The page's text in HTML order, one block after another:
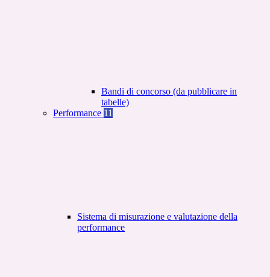
Bandi di concorso (da pubblicare in
tabelle)
Performance 11
Sistema di misurazione e valutazione della
performance